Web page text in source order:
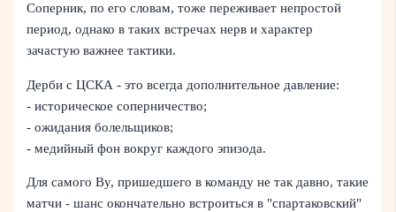
Соперник, по его словам, тоже переживает непростой
период, однако в таких встречах нерв и характер
зачастую важнее тактики.
Дерби с ЦСКА - это всегда дополнительное давление:
- историческое соперничество;
- ожидания болельщиков;
- медийный фон вокруг каждого эпизода.
Для самого Ву, пришедшего в команду не так давно, такие
матчи - шанс окончательно встроиться в "спартаковский"